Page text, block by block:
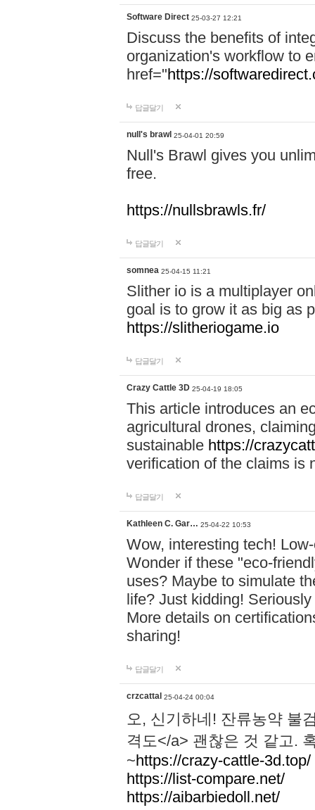
Software Direct 25-03-27 12:21
Discuss the benefits of
organization's workflow to
href="https://
답글달기
null's brawl 25-04-01 20:59
Null's Brawl gives you
free.
https://nullsbrawls.fr/
답글달기
somnea 25-04-15 11:21
Slither io is a multiplayer
goal is to grow it as big as
https://slitheriogame.io
답글달기
Crazy Cattle 3D 25-04-19 18:05
This article introduces an
agricultural drones,
sustainable https://
verification of the claims is
답글달기
Kathleen C. Gar… 25-04-22 10:53
Wow, interesting tech!
Wonder if these "eco-
uses? Maybe to simulate
life? Just kidding!
More details on
sharing!
답글달기
crzcattal 25-04-24 00:04
오, 신기하네! 잔류농약 불
격도</a> 괜찮은 것 같고.
~https://crazy-cattle-3d.top/
https://list-compare.net/
https://aibarbiedoll.net/